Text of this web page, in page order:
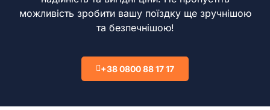
можливість зробити вашу поїздку ще зручнішою
та безпечнішою!
+38 0800 88 17 17